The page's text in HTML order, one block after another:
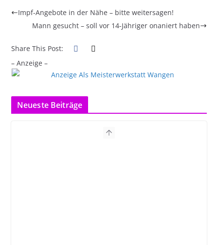
Impf-Angebote in der Nähe – bitte weitersagen!
Mann gesucht – soll vor 14-Jähriger onaniert haben
Share This Post:
– Anzeige –
Neueste Beiträge